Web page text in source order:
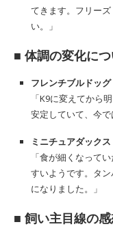
てきます。フリー
い。」
■ 体調の変化に
フレンチブルドッグ
「K9に変えてから
安定していて、今で
ミニチュアダックス
「食が細くなって
すいようです。タ
になりました。」
■ 飼い主目線の